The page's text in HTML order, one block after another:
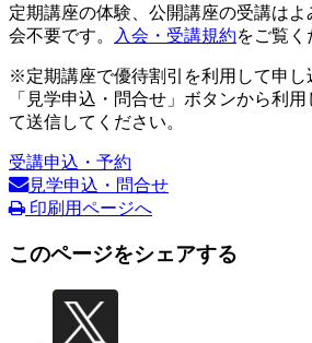
定期講座の体験、公開講座の受講はよ
会不要です。
入会・受講規約をご覧く
※定期講座で優待割引を利用して申し
「見学申込・問合せ」ボタンから利
て送信してください。
受講申込・予約
見学申込・問合せ
印刷用ページへ
このページをシェアする